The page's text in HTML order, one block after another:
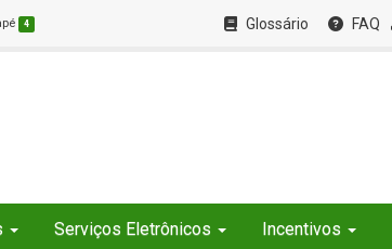
4 Glossário FAQ
Serviços Eletrônicos Incentivos